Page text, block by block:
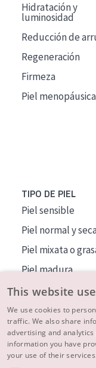
Hidratación y
luminosidad
Reducción de
Regeneración
Firmeza
Piel menopáusica
TIPO DE PIEL
Piel sensible
Piel normal y
Piel mixata o
Piel madura
Piel expuesta al
Piel menopáusica
MÁS SOBRE
INSPIRACIÓN
This website
We use cookies to
traffic. We also share
advertising and
information you have
your use of their